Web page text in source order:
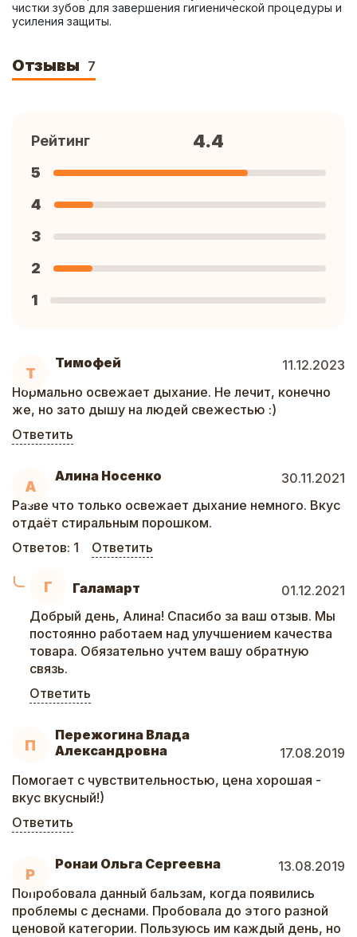
чистки зубов для завершения гигиенической процедуры и
усиления защиты.
Отзывы 7
Т
Тимофей
11.12.2023
Нормально освежает дыхание. Не лечит, конечно
же, но зато дышу на людей свежестью :)
Ответить
А
Алина Носенко
30.11.2021
Разве что только освежает дыхание немного. Вкус
отдаёт стиральным порошком.
Ответов: 1 Ответить
Г Галамарт
01.12.2021
Добрый день, Алина! Спасибо за ваш отзыв. Мы
постоянно работаем над улучшением качества
товара. Обязательно учтем вашу обратную
связь.
Ответить
П
Пережогина Влада
Александровна
17.08.2019
Помогает с чувствительностью, цена хорошая -
вкус вкусный!)
Ответить
Р
Ронаи Ольга Сергеевна
13.08.2019
Попробовала данный бальзам, когда появились
проблемы с деснами. Пробовала до этого разной
ценовой категории. Пользуюсь им каждый день, но
Рейтинг 4.4
5
4
3
2
1